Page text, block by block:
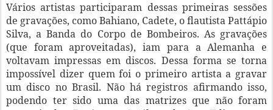
Vários artistas participaram dessas primeiras sessões
de gravações, como Bahiano, Cadete, o flautista Pattápio
Silva, a Banda do Corpo de Bombeiros. As gravações
(que foram aproveitadas), iam para a Alemanha e
voltavam impressas em discos. Dessa forma se torna
impossível dizer quem foi o primeiro artista a gravar
um disco no Brasil. Não há registros afirmando isso,
podendo ter sido uma das matrizes que não foram